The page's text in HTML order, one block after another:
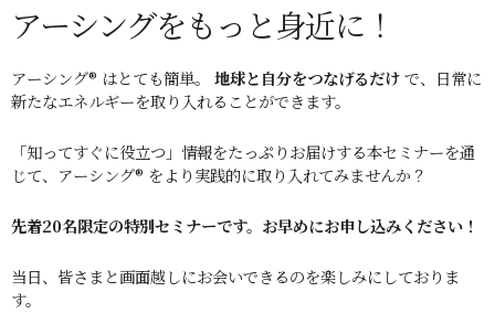
アーシングをもっと身近に！
アーシング® はとても簡単。 地球と自分をつなげるだけで、日常に
新たなエネルギーを取り入れることができます。
「知ってすぐに役立つ」情報をたっぷりお届けする本セミナーを通
じて、アーシング® をより実践的に取り入れてみませんか？
先着20名限定の特別セミナーです。お早めにお申し込みください！
当日、皆さまと画面越しにお会いできるのを楽しみにしておりま
す。